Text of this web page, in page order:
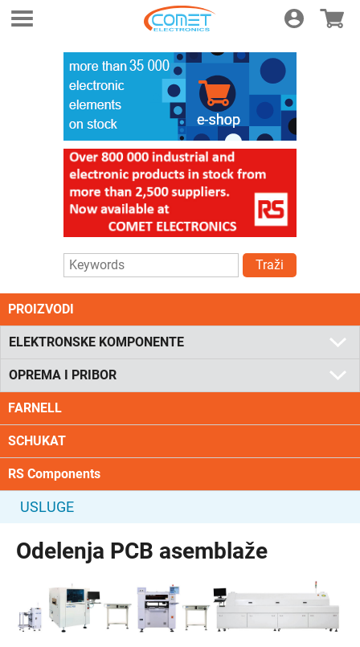
Login E-shop
Traži
PROIZVODI
ELEKTRONSKE KOMPONENTE
OPREMA I PRIBOR
FARNELL
SCHUKAT
RS Components
USLUGE
Odelenja PCB asemblaže